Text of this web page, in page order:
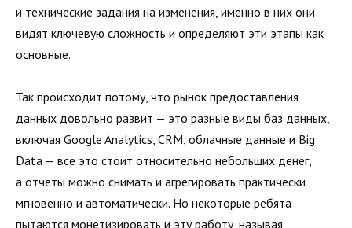
и технические задания на изменения, именно в них они
видят ключевую сложность и определяют эти этапы как
основные.
Так происходит потому, что рынок предоставления
данных довольно развит — это разные виды баз данных,
включая Google Analytics, CRM, облачные данные и Big
Data — все это стоит относительно небольших денег,
а отчеты можно снимать и агрегировать практически
мгновенно и автоматически. Но некоторые ребята
пытаются монетизировать и эту работу, называя